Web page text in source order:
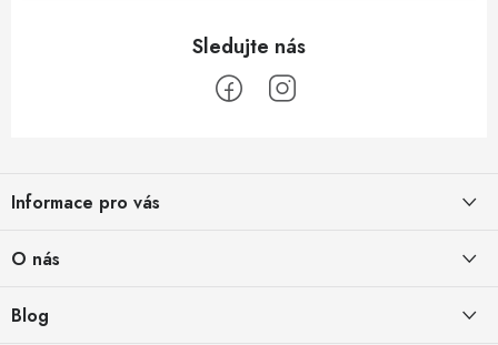
pInformace pro vás
Podmínky ochrany osobních údajů
O nás
Blog